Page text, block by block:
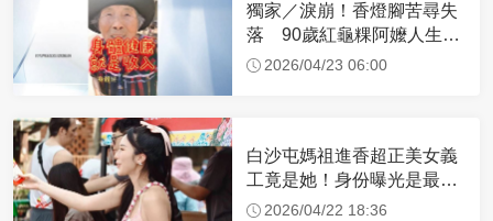
獨家／淚崩！香燈腳苦尋失
落 90歲紅龜粿阿嬤人生謝
幕2026/04/23 06:00
白沙屯媽祖進香超正美女義
工竟是她！身份曝光是最美
禮生 一輩子不結婚
2026/04/22 18:36